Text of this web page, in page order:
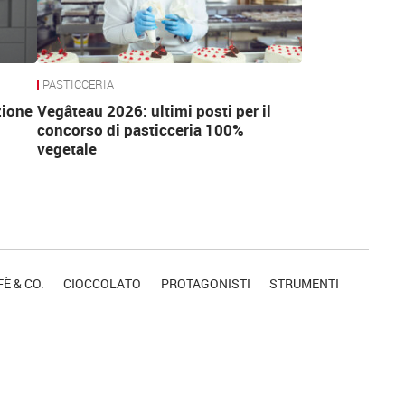
PASTICCERIA
Vegâteau 2026: ultimi posti per il
concorso di pasticceria 100%
vegetale
& CO. CIOCCOLATO PROTAGONISTI STRUMENTI